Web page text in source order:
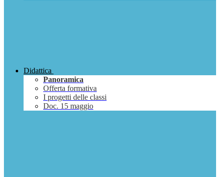
Didattica
Panoramica
Offerta formativa
I progetti delle classi
Doc. 15 maggio